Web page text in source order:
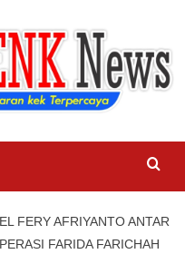
FERY AFRIYANTO ANTAR
FARIDA FARICHAH